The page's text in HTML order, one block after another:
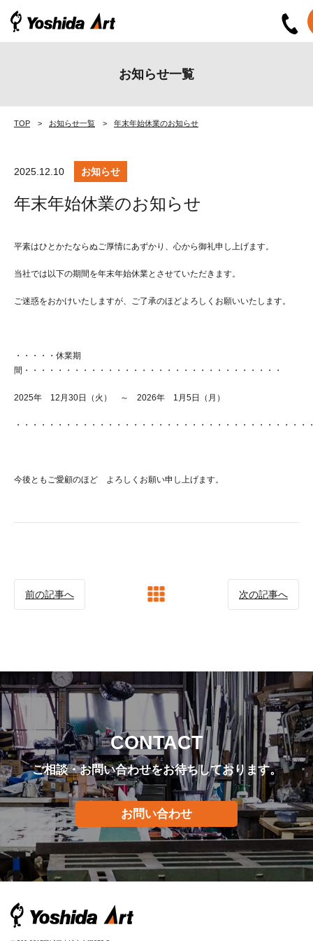
お知らせ一覧
TOP お知らせ一覧 年末年始休業のお知らせ
2025.12.10 お知らせ
年末年始休業のお知らせ
平素はひとかたならぬご厚情にあずかり、心から御礼申し上げます。
当社では以下の期間を年末年始休業とさせていただきます。
ご迷惑をおかけいたしますが、ご了承のほどよろしくお願いいたします。
・・・・・休業期
間・・・・・・・・・・・・・・・・・・・・・・・・・・・・・・・
2025年 12月30日（火） ～ 2026年 1月5日（月）
・・・・・・・・・・・・・・・・・・・・・・・・・・・・・・・・・・・
今後ともご愛顧のほど よろしくお願い申し上げます。
前の記事へ 次の記事へ
CONTACT
ご相談・お問い合わせをお待ちしております。
お問い合わせ